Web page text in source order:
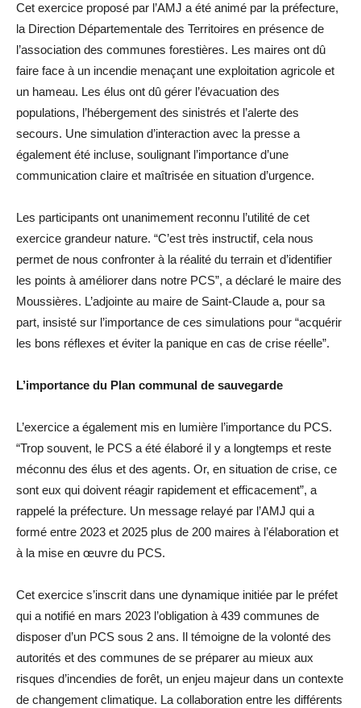
Cet exercice proposé par l’AMJ a été animé par la préfecture,
la Direction Départementale des Territoires en présence de
l’association des communes forestières. Les maires ont dû
faire face à un incendie menaçant une exploitation agricole et
un hameau. Les élus ont dû gérer l’évacuation des
populations, l’hébergement des sinistrés et l’alerte des
secours. Une simulation d’interaction avec la presse a
également été incluse, soulignant l’importance d’une
communication claire et maîtrisée en situation d’urgence.
Les participants ont unanimement reconnu l’utilité de cet
exercice grandeur nature. “C’est très instructif, cela nous
permet de nous confronter à la réalité du terrain et d’identifier
les points à améliorer dans notre PCS”, a déclaré le maire des
Moussières. L’adjointe au maire de Saint-Claude a, pour sa
part, insisté sur l’importance de ces simulations pour “acquérir
les bons réflexes et éviter la panique en cas de crise réelle”.
L’importance du Plan communal de sauvegarde
L’exercice a également mis en lumière l’importance du PCS.
“Trop souvent, le PCS a été élaboré il y a longtemps et reste
méconnu des élus et des agents. Or, en situation de crise, ce
sont eux qui doivent réagir rapidement et efficacement”, a
rappelé la préfecture. Un message relayé par l’AMJ qui a
formé entre 2023 et 2025 plus de 200 maires à l’élaboration et
à la mise en œuvre du PCS.
Cet exercice s’inscrit dans une dynamique initiée par le préfet
qui a notifié en mars 2023 l’obligation à 439 communes de
disposer d’un PCS sous 2 ans. Il témoigne de la volonté des
autorités et des communes de se préparer au mieux aux
risques d’incendies de forêt, un enjeu majeur dans un contexte
de changement climatique. La collaboration entre les différents